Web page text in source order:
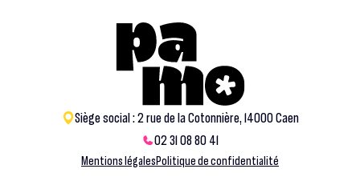
Siège social : 2 rue de la Cotonnière, 14000 Caen
02 31 08 80 41
Mentions légalesPolitique de confidentialité